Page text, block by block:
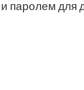
паролем